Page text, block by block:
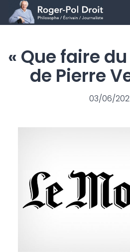
Aller
contenu
« Que faire
de Pierre
03/06/